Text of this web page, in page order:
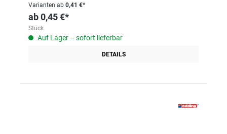
Varianten ab 0,41 €*
ab0,45 €*
Stück
Auf Lager – sofort lieferbar
DETAILS